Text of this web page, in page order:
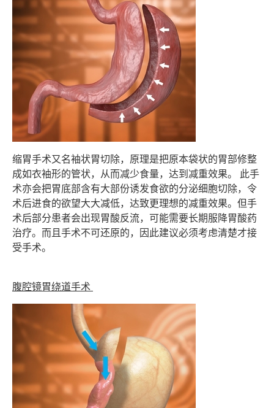
缩胃手术又名袖状胃切除，原理是把原本袋状的胃部修整
成如衣袖形的管状，从而减少食量，达到减重效果。 此手
术亦会把胃底部含有大部份诱发食欲的分泌细胞切除，令
术后进食的欲望大大减低，达致更理想的减重效果。但手
术后部分患者会出现胃酸反流，可能需要长期服降胃酸药
治疗。而且手术不可还原的，因此建议必须考虑清楚才接
受手术。
腹腔镜胃绕道手术